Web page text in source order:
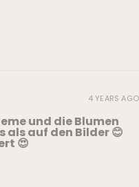
und die Blumen
als auf den Bilder 😊
😍
4 YEARS AGO